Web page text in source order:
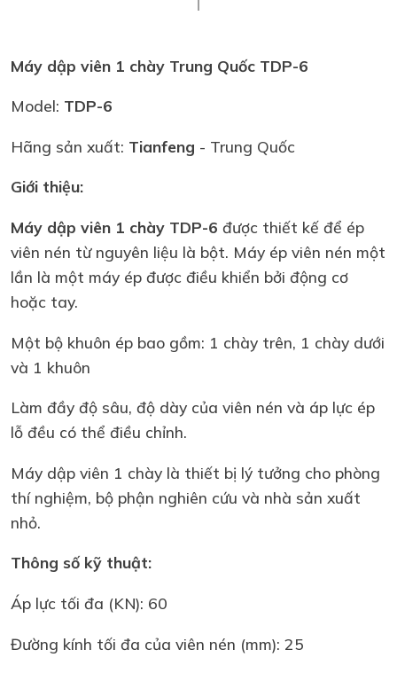
Máy dập viên 1 chày Trung Quốc TDP-6
Model: TDP-6
Hãng sản xuất: Tianfeng - Trung Quốc
Giới thiệu:
Máy dập viên 1 chày TDP-6 được thiết kế để ép
viên nén từ nguyên liệu là bột. Máy ép viên nén một
lần là một máy ép được điều khiển bởi động cơ
hoặc tay.
Một bộ khuôn ép bao gồm: 1 chày trên, 1 chày dưới
và 1 khuôn
Làm đầy độ sâu, độ dày của viên nén và áp lực ép
lỗ đều có thể điều chỉnh.
Máy dập viên 1 chày là thiết bị lý tưởng cho phòng
thí nghiệm, bộ phận nghiên cứu và nhà sản xuất
nhỏ.
Thông số kỹ thuật:
Áp lực tối đa (KN): 60
Đường kính tối đa của viên nén (mm): 25